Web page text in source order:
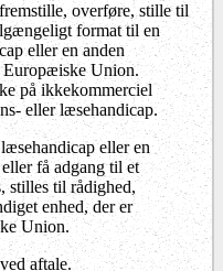
overføre, stille til
format til en
eller en anden
Europæiske Union.
på ikkekommerciel
eller læsehandicap.
eller en
få adgang til et
stilles til rådighed,
enhed, der er
Union.
aftale.